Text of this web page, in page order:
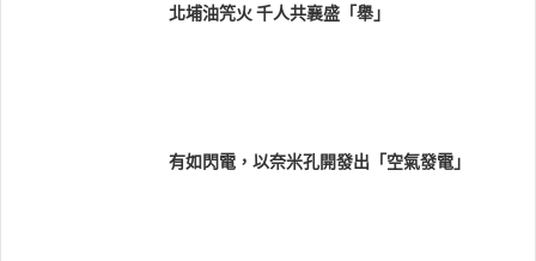
北埔油笐火 千人共襄盛「舉」
有如閃電，以奈米孔開發出「空氣發電」